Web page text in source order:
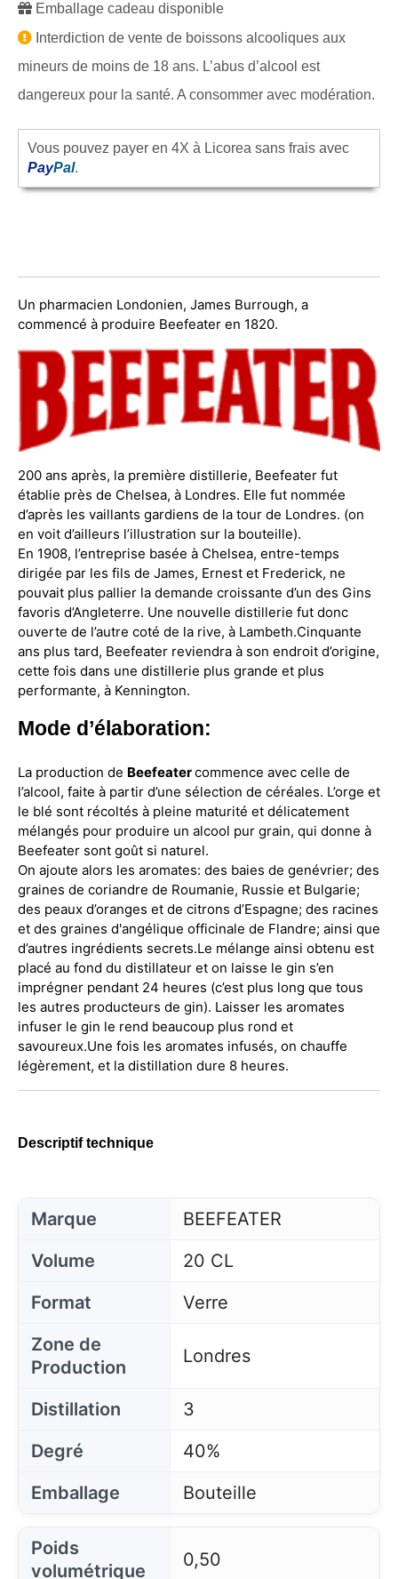
Emballage cadeau disponible
Interdiction de vente de boissons alcooliques aux
mineurs de moins de 18 ans. L’abus d’alcool est
dangereux pour la santé. A consommer avec modération.
Vous pouvez payer en 4X à Licorea sans frais avec
PayPal.
Un pharmacien Londonien, James Burrough, a
commencé à produire Beefeater en 1820.
200 ans après, la première distillerie, Beefeater fut
établie près de Chelsea, à Londres. Elle fut nommée
d’après les vaillants gardiens de la tour de Londres. (on
en voit d’ailleurs l’illustration sur la bouteille).
En 1908, l’entreprise basée à Chelsea, entre-temps
dirigée par les fils de James, Ernest et Frederick, ne
pouvait plus pallier la demande croissante d’un des Gins
favoris d’Angleterre. Une nouvelle distillerie fut donc
ouverte de l’autre coté de la rive, à Lambeth.Cinquante
ans plus tard, Beefeater reviendra à son endroit d’origine,
cette fois dans une distillerie plus grande et plus
performante, à Kennington.
Mode d’élaboration:
La production de Beefeatercommence avec celle de
l’alcool, faite à partir d’une sélection de céréales. L’orge et
le blé sont récoltés à pleine maturité et délicatement
mélangés pour produire un alcool pur grain, qui donne à
Beefeater sont goût si naturel.
On ajoute alors les aromates: des baies de genévrier; des
graines de coriandre de Roumanie, Russie et Bulgarie;
des peaux d’oranges et de citrons d’Espagne; des racines
et des graines d'angélique officinale de Flandre; ainsi que
d’autres ingrédients secrets.Le mélange ainsi obtenu est
placé au fond du distillateur et on laisse le gin s’en
imprégner pendant 24 heures (c’est plus long que tous
les autres producteurs de gin). Laisser les aromates
infuser le gin le rend beaucoup plus rond et
savoureux.Une fois les aromates infusés, on chauffe
légèrement, et la distillation dure 8 heures.
Descriptif technique
Marque
BEEFEATER
Volume
20 CL
Format
Verre
Zone de
Production
Londres
Distillation
3
Degré
40%
Emballage
Bouteille
Poids
volumétrique
0,50